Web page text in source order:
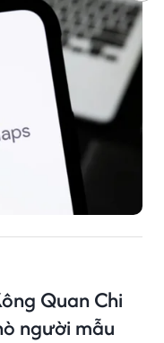
Quan Chi
người mẫu